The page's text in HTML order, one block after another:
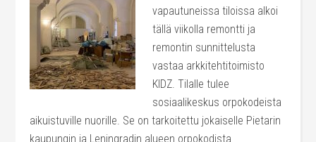
vapautuneissa tiloissa alkoi
tällä viikolla remontti ja
remontin sunnittelusta
vastaa arkkitehtitoimisto
KIDZ. Tilalle tulee
sosiaalikeskus orpokodeista
aikuistuville nuorille. Se on tarkoitettu jokaiselle Pietarin
kaupungin ja Leningradin alueen orpokodista